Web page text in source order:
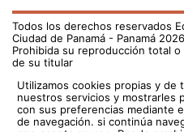
Todos los derechos reservados
Ciudad de Panamá - Panamá
Prohibida su reproducción total
de su titular
Utilizamos cookies propias y de
nuestros servicios y mostrarles
con sus preferencias mediante
de navegación. si continúa